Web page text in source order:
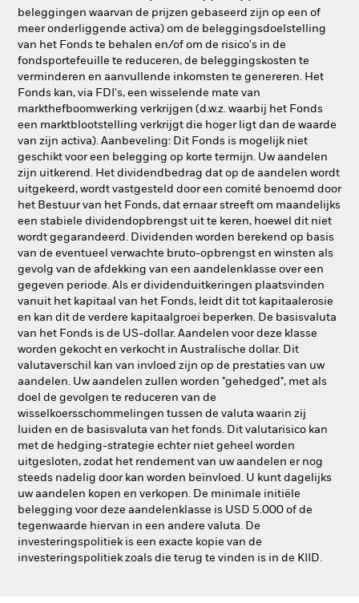
beleggingen waarvan de prijzen gebaseerd zijn op een of
meer onderliggende activa) om de beleggingsdoelstelling
van het Fonds te behalen en/of om de risico's in de
fondsportefeuille te reduceren, de beleggingskosten te
verminderen en aanvullende inkomsten te genereren. Het
Fonds kan, via FDI's, een wisselende mate van
markthefboomwerking verkrijgen (d.w.z. waarbij het Fonds
een marktblootstelling verkrijgt die hoger ligt dan de waarde
van zijn activa). Aanbeveling: Dit Fonds is mogelijk niet
geschikt voor een belegging op korte termijn. Uw aandelen
zijn uitkerend. Het dividendbedrag dat op de aandelen wordt
uitgekeerd, wordt vastgesteld door een comité benoemd door
het Bestuur van het Fonds, dat ernaar streeft om maandelijks
een stabiele dividendopbrengst uit te keren, hoewel dit niet
wordt gegarandeerd. Dividenden worden berekend op basis
van de eventueel verwachte bruto-opbrengst en winsten als
gevolg van de afdekking van een aandelenklasse over een
gegeven periode. Als er dividenduitkeringen plaatsvinden
vanuit het kapitaal van het Fonds, leidt dit tot kapitaalerosie
en kan dit de verdere kapitaalgroei beperken. De basisvaluta
van het Fonds is de US-dollar. Aandelen voor deze klasse
worden gekocht en verkocht in Australische dollar. Dit
valutaverschil kan van invloed zijn op de prestaties van uw
aandelen. Uw aandelen zullen worden "gehedged", met als
doel de gevolgen te reduceren van de
wisselkoersschommelingen tussen de valuta waarin zij
luiden en de basisvaluta van het fonds. Dit valutarisico kan
met de hedging-strategie echter niet geheel worden
uitgesloten, zodat het rendement van uw aandelen er nog
steeds nadelig door kan worden beïnvloed. U kunt dagelijks
uw aandelen kopen en verkopen. De minimale initiële
belegging voor deze aandelenklasse is USD 5.000 of de
tegenwaarde hiervan in een andere valuta. De
investeringspolitiek is een exacte kopie van de
investeringspolitiek zoals die terug te vinden is in de KIID.